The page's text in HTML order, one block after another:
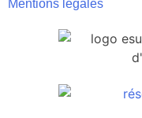
Mentions légales